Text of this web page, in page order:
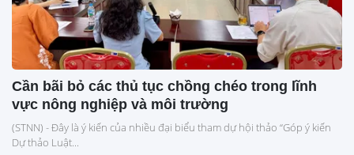
Cần bãi bỏ các thủ tục chồng chéo trong lĩnh
vực nông nghiệp và môi trường
(STNN) - Đây là ý kiến của nhiều đại biểu tham dự hội thảo “Góp ý kiến
Dự thảo Luật...